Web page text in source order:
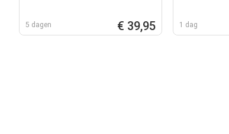
5 dagen € 39,95 1 dag